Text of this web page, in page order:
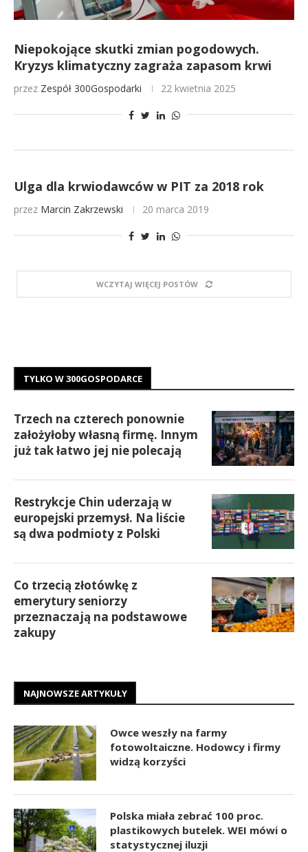
Niepokojące skutki zmian pogodowych.
Kryzys klimatyczny zagraża zapasom krwi
przez Zespół 300Gospodarki 22 kwietnia 2025
Ulga dla krwiodawców w PIT za 2018 rok
przez Marcin Zakrzewski 20 marca 2019
WCZYTAJ WIĘCEJ POSTÓW
TYLKO W 300GOSPODARCE
Trzech na czterech ponownie
założyłoby własną firmę. Innym
już tak łatwo jej nie polecają
Restrykcje Chin uderzają w
europejski przemysł. Na liście
są dwa podmioty z Polski
Co trzecią złotówkę z
emerytury seniorzy
przeznaczają na podstawowe
zakupy
NAJNOWSZE ARTYKUŁY
Owce weszły na farmy
fotowoltaiczne. Hodowcy i firmy
widzą korzyści
Polska miała zebrać 100 proc.
plastikowych butelek. WEI mówi o
statystycznej iluzji